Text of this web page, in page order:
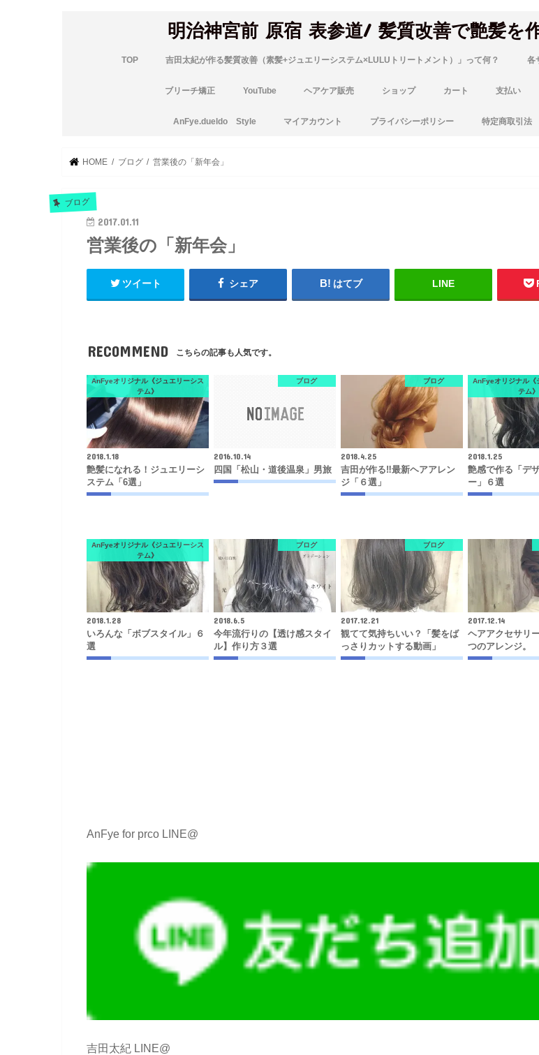
明治神宮前 原宿 表参道/ 髪質改善で艶髪を
TOP 吉田太紀が作る髪質改善（素髪+ジュエリーシステム×LULUトリートメント）」って何？ 各
ブリーチ矯正 YouTube ヘアケア販売 ショップ カート 支払い
AnFye.dueldo Style マイアカウント プライバシーポリシー 特定商取引法
HOME ブログ 営業後の「新年会」
ブログ
2017.01.11
営業後の「新年会」
ツイート シェア はてブ LINE
RECOMMEND こちらの記事も人気です。
AnFyeオリジナル《ジュエリーシス
テム》
2018.1.18
艶髪になれる！ジュエリーシ
ステム「6選」
ブログ
2016.10.14
四国「松山・道後温泉」男旅
ブログ
2018.4.25
吉田が作る‼︎最新ヘアアレン
ジ「６選」
AnFyeオリジナル《
テム》
2018.1.25
艶感で作る「デ
ー」６選
AnFyeオリジナル《ジュエリーシス
テム》
2018.1.28
いろんな「ボブスタイル」６
選
ブログ
2018.6.5
今年流行りの【透け感スタイ
ル】作り方３選
ブログ
2017.12.21
観てて気持ちいい？「髪をば
っさりカットする動画」
2017.12.14
ヘアアクセサリ
つのアレンジ。
AnFye for prco LINE@
吉田太紀 LINE@